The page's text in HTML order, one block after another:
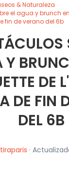
& Naturaleza
el agua y brunch
fin de verano del 6b
Y
DE
DE FIN
DEL 6B
·